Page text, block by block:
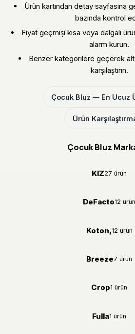
Ürün kartından detay sayfasına
bazında kontrol
Fiyat geçmişi kısa veya dalgalı
alarm kurun.
Benzer kategorilere geçerek
karşılaştırın.
Çocuk Bluz — En Ucuz
Ürün
Çocuk Bluz
KIZ27 ürün
DeFacto12 ürün
Koton,12 ürün
Breeze7 ürün
Crop1 ürün
Fulla1 ürün